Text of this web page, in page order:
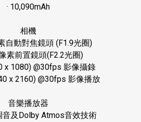
· 10,090mAh
相機
自動對焦鏡頭 (F1.9光圈)
素前置鏡頭(F2.2光圈)
x 1080) @30fps 影像攝錄
x 2160) @30fps 影像播放
音樂播放器
及 Dolby Atmos音效技術